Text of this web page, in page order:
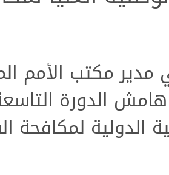
الدور المهم
مدير مكتب الأمم
الدورة
الدولية لمكافحة